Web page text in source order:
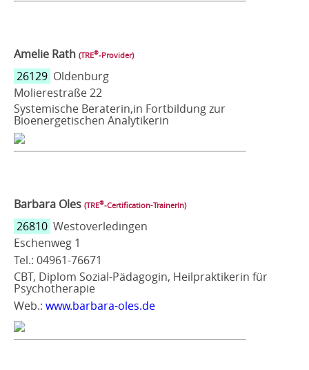
Amelie Rath (TRE®‑Provider)
26129 Oldenburg
Molierestraße 22
Systemische Beraterin,in Fortbildung zur
Bioenergetischen Analytikerin
Barbara Oles (TRE®‑Certification-TrainerIn)
26810 Westoverledingen
Eschenweg 1
Tel.: 04961-76671
CBT, Diplom Sozial-Pädagogin, Heilpraktikerin für
Psychotherapie
Web.: www.barbara-oles.de